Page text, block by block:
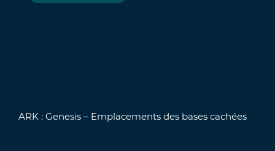
ARK : Genesis – Emplacements des bases cachées